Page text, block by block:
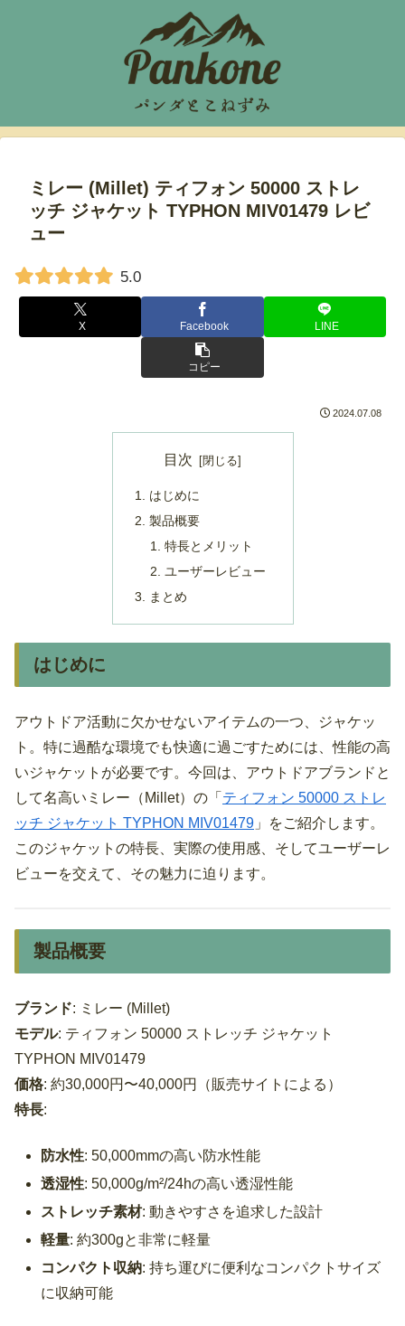
ミレー (Millet) ティフォン 50000 ストレ
ッチ ジャケット TYPHON MIV01479 レビ
ュー
5.0
X Facebook LINE
コピー
2024.07.08
目次
はじめに
製品概要
特長とメリット
ユーザーレビュー
まとめ
はじめに
アウトドア活動に欠かせないアイテムの一つ、ジャケッ
ト。特に過酷な環境でも快適に過ごすためには、性能の高
いジャケットが必要です。今回は、アウトドアブランドと
して名高いミレー（Millet）の「 ティフォン 50000 ストレ
ッチ ジャケット TYPHON MIV01479 」をご紹介します。
このジャケットの特長、実際の使用感、そしてユーザーレ
ビューを交えて、その魅力に迫ります。
製品概要
ブランド: ミレー (Millet)
モデル: ティフォン 50000 ストレッチ ジャケット
TYPHON MIV01479
価格: 約30,000円〜40,000円（販売サイトによる）
特長:
防水性: 50,000mmの高い防水性能
透湿性: 50,000g/m²/24hの高い透湿性能
ストレッチ素材: 動きやすさを追求した設計
軽量: 約300gと非常に軽量
コンパクト収納: 持ち運びに便利なコンパクトサイズ
に収納可能